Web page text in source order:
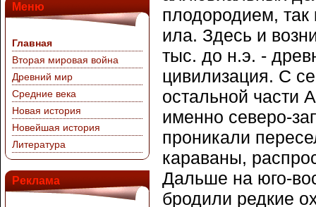
Меню
Главная
Вторая мировая война
Древний мир
Средние века
Новая история
Новейшая история
Литература
Реклама
плодородием, так
ила. Здесь и
тыс. до н.э. -
цивилизация. С
остальной части
именно северо-
проникали
караваны,
Дальше на юго-
бродили редкие